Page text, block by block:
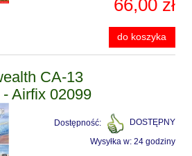
66,00 zł
do koszyka
CA-13
Airfix 02099
Dostępność:
DOSTĘPNY
Wysyłka w: 24 godziny